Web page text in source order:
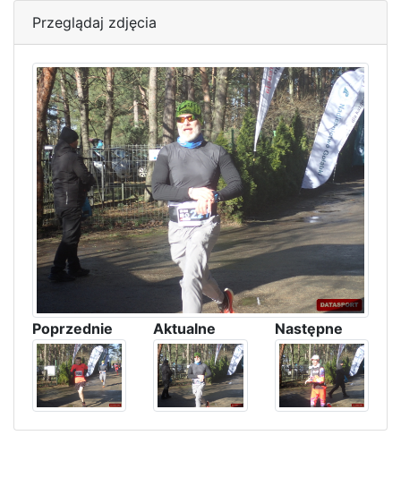
Przeglądaj zdjęcia
Poprzednie Aktualne Następne